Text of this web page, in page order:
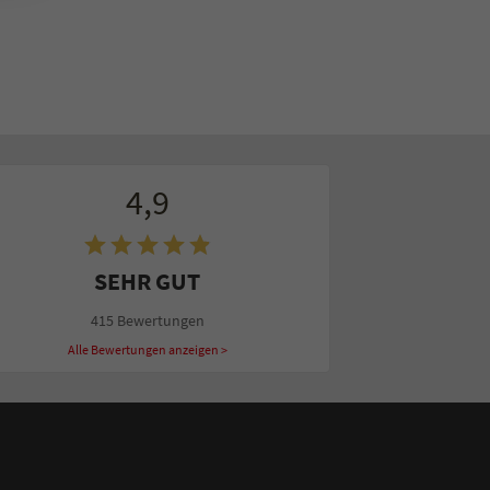
4,9
SEHR GUT
415 Bewertungen
Alle Bewertungen anzeigen >